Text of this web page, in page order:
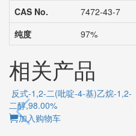
CAS No.
7472-43-7
纯度
97%
相关产品
反式-1,2-二(吡啶-4-基)乙烷-1,2-
二醇,98.00%
加入购物车